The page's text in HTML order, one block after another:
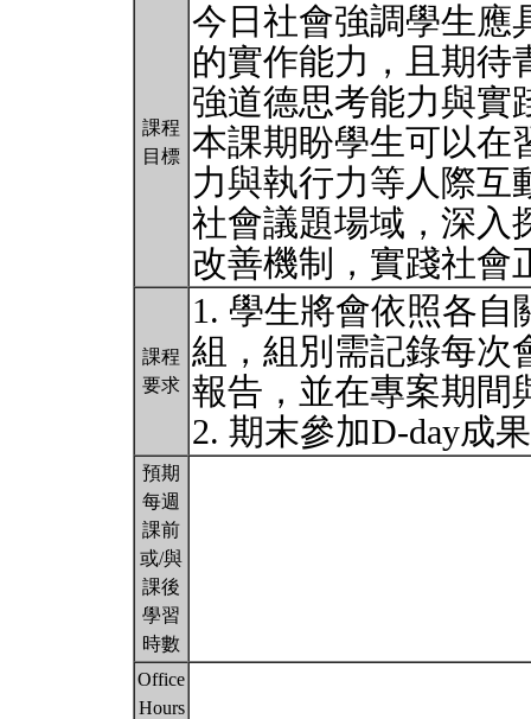
課程
目標
今日社會強調學生應
的實作能力，且期待
強道德思考能力與實
本課期盼學生可以在
力與執行力等人際互
社會議題場域，深入
改善機制，實踐社
課程
要求
1. 學生將會依照各
組，組別需記錄每次
報告，並在專案期間
2. 期末參加D-day成
預期
每週
課前
或/與
課後
學習
時數
Office
Hours